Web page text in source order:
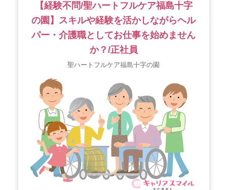
【経験不問/聖ハートフルケア福島十字
の園】スキルや経験を活かしながらヘル
パー・介護職としてお仕事を始めません
か？/正社員
聖ハートフルケア福島十字の園